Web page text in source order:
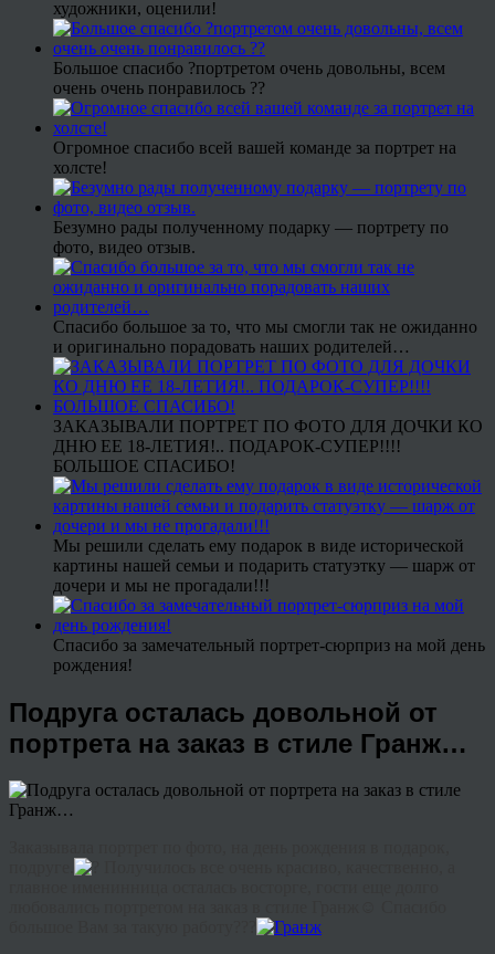
художники, оценили!
Большое спасибо ?портретом очень довольны, всем
очень очень понравилось ??
Огромное спасибо всей вашей команде за портрет на
холсте!
Безумно рады полученному подарку — портрету по
фото, видео отзыв.
Спасибо большое за то, что мы смогли так не ожиданно
и оригинально порадовать наших родителей…
ЗАКАЗЫВАЛИ ПОРТРЕТ ПО ФОТО ДЛЯ ДОЧКИ КО
ДНЮ ЕЕ 18-ЛЕТИЯ!.. ПОДАРОК-СУПЕР!!!!
БОЛЬШОЕ СПАСИБО!
Мы решили сделать ему подарок в виде исторической
картины нашей семьи и подарить статуэтку — шарж от
дочери и мы не прогадали!!!
Спасибо за замечательный портрет-сюрприз на мой день
рождения!
Подруга осталась довольной от
портрета на заказ в стиле Гранж…